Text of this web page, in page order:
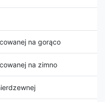
na gorąco
na zimno